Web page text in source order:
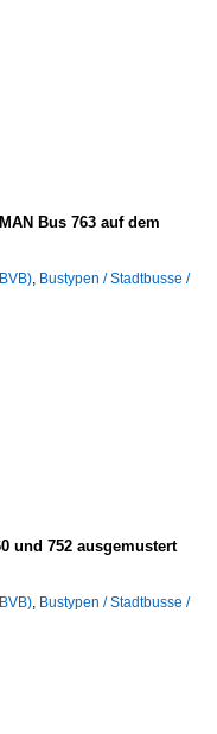
Bus 763 auf dem
, Bustypen / Stadtbusse /
und 752 ausgemustert
, Bustypen / Stadtbusse /